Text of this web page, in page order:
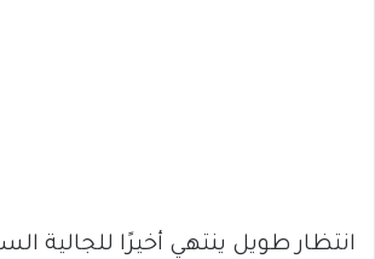
انتظار طويل ينتهي أخيرًا للجالية